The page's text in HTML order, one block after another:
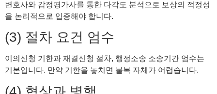
변호사와 감정평가사를 통한 다각도 분석으로 보상의 적정성
을 논리적으로 입증해야 합니다.
(3) 절차 요건 엄수
이의신청 기한과 재결신청 절차, 행정소송 소송기간 엄수는
기본입니다. 만약 기한을 놓치면 불복 자체가 어렵습니다.